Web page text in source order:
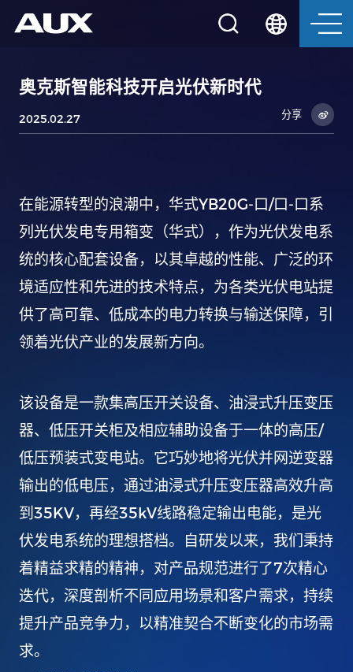
奥克斯智能科技开启光伏新时代
2025.02.27 分享
在能源转型的浪潮中，华式YB20G-口/口-口系
列光伏发电专用箱变（华式），作为光伏发电系
统的核心配套设备，以其卓越的性能、广泛的环
境适应性和先进的技术特点，为各类光伏电站提
供了高可靠、低成本的电力转换与输送保障，引
领着光伏产业的发展新方向。
该设备是一款集高压开关设备、油浸式升压变压
器、低压开关柜及相应辅助设备于一体的高压/
低压预装式变电站。它巧妙地将光伏并网逆变器
输出的低电压，通过油浸式升压变压器高效升高
到 35KV，再经35kV线路稳定输出电能，是光
伏发电系统的理想搭档。自研发以来，我们秉持
着精益求精的精神，对产品规范进行了7次精心
迭代，深度剖析不同应用场景和客户需求，持续
提升产品竞争力，以精准契合不断变化的市场需
求。